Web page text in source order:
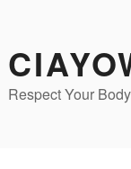
Respect Your Body